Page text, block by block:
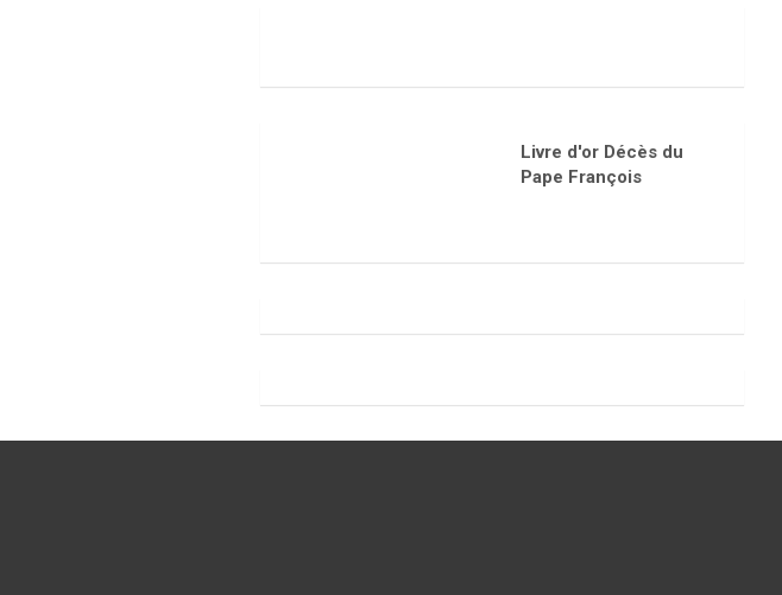
Livre d'or Décès du
Pape François